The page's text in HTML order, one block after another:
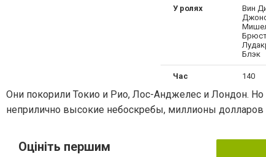
У ролях
Вин
Блэк
Час 140
Они покорили Токио и Рио, Лос-Анджелес и Лондон.
неприлично высокие небоскребы, миллионы долларов
Оцініть першим